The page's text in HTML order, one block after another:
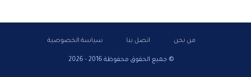
من نحن اتصل بنا سياسة الخصوصية
© جميع الحقوق محفوظة 2016 - 2026